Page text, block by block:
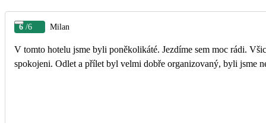
6 /6 Milan
V tomto hotelu jsme byli poněkolikáté. Jezdíme sem moc rádi.
spokojeni. Odlet a přílet byl velmi dobře organizovaný, byli jsme